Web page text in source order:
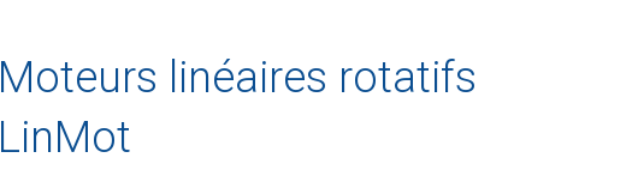
Moteurs linéaires rotatifs
LinMot